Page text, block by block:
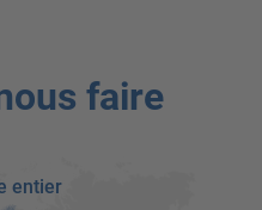
faire
entier